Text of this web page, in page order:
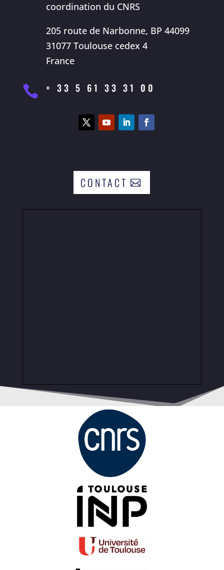
coordination du CNRS
205 route de Narbonne, BP 44099
31077 Toulouse cedex 4
France
 + 33 5 61 33 31 00
CONTACT